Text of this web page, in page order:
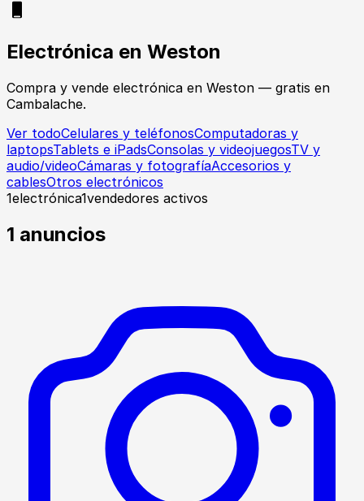
Electrónica en Weston
Compra y vende electrónica en Weston — gratis en
Cambalache.
Ver todoCelulares y teléfonosComputadoras y
laptopsTablets e iPadsConsolas y videojuegosTV y
audio/videoCámaras y fotografíaAccesorios y
cablesOtros electrónicos
1electrónica1vendedores activos
1 anuncios